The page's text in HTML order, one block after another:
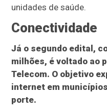
unidades de saúde.
Conectividade
Já o segundo edital,
milhões, é voltado ao
Telecom. O objetivo
internet em
porte.